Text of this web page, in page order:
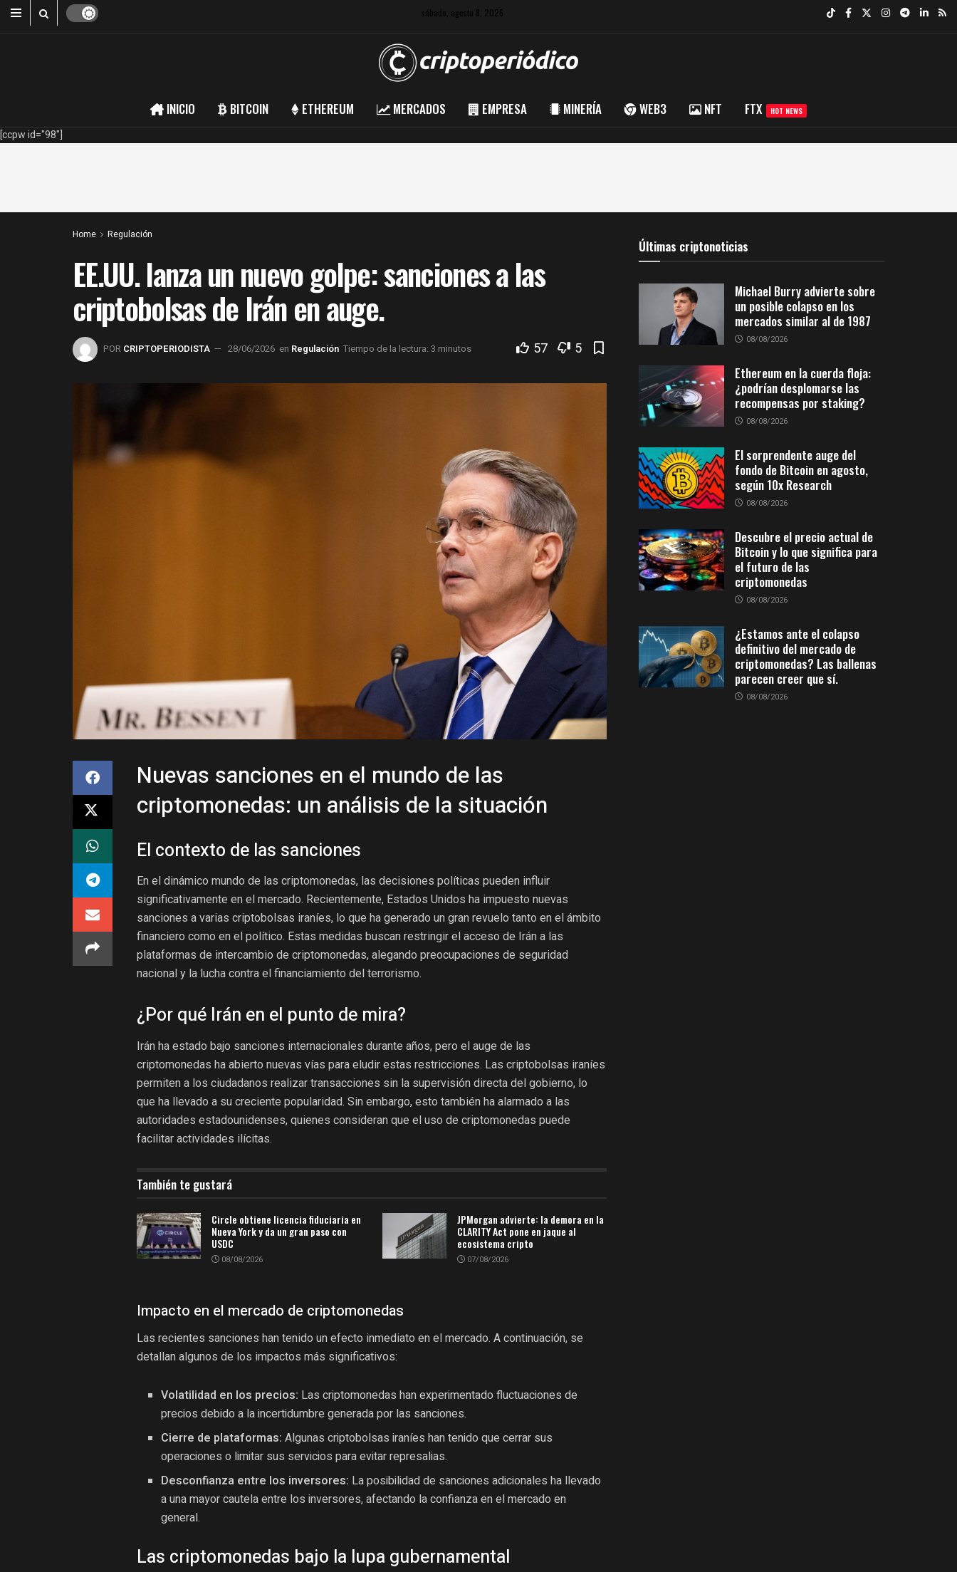
sábado, agosto 8, 2026
INICIO BITCOIN ETHEREUM MERCADOS EMPRESA MINERÍA WEB3 NFT FTX HOT NEWS
[ccpw id="98"]
Home Regulación
EE.UU. lanza un nuevo golpe: sanciones a las
criptobolsas de Irán en auge.
POR CRIPTOPERIODISTA 28/06/2026 en Regulación Tiempo de la lectura: 3 minutos 57 5
Nuevas sanciones en el mundo de las
criptomonedas: un análisis de la situación
El contexto de las sanciones
En el dinámico mundo de las criptomonedas, las decisiones políticas pueden influir
significativamente en el mercado. Recientemente, Estados Unidos ha impuesto nuevas
sanciones a varias criptobolsas iraníes, lo que ha generado un gran revuelo tanto en el ámbito
financiero como en el político. Estas medidas buscan restringir el acceso de Irán a las
plataformas de intercambio de criptomonedas, alegando preocupaciones de seguridad
nacional y la lucha contra el financiamiento del terrorismo.
¿Por qué Irán en el punto de mira?
Irán ha estado bajo sanciones internacionales durante años, pero el auge de las
criptomonedas ha abierto nuevas vías para eludir estas restricciones. Las criptobolsas iraníes
permiten a los ciudadanos realizar transacciones sin la supervisión directa del gobierno, lo
que ha llevado a su creciente popularidad. Sin embargo, esto también ha alarmado a las
autoridades estadounidenses, quienes consideran que el uso de criptomonedas puede
facilitar actividades ilícitas.
También te gustará
Circle obtiene licencia fiduciaria en
Nueva York y da un gran paso con
USDC
08/08/2026
JPMorgan advierte: la demora en la
CLARITY Act pone en jaque al
ecosistema cripto
07/08/2026
Impacto en el mercado de criptomonedas
Las recientes sanciones han tenido un efecto inmediato en el mercado. A continuación, se
detallan algunos de los impactos más significativos:
Volatilidad en los precios: Las criptomonedas han experimentado fluctuaciones de
precios debido a la incertidumbre generada por las sanciones.
Cierre de plataformas: Algunas criptobolsas iraníes han tenido que cerrar sus
operaciones o limitar sus servicios para evitar represalias.
Desconfianza entre los inversores: La posibilidad de sanciones adicionales ha llevado
a una mayor cautela entre los inversores, afectando la confianza en el mercado en
general.
Las criptomonedas bajo la lupa gubernamental
Últimas criptonoticias
Michael Burry advierte sobre
un posible colapso en los
mercados similar al de 1987
08/08/2026
Ethereum en la cuerda floja:
¿podrían desplomarse las
recompensas por staking?
08/08/2026
El sorprendente auge del
fondo de Bitcoin en agosto,
según 10x Research
08/08/2026
Descubre el precio actual de
Bitcoin y lo que significa para
el futuro de las
criptomonedas
08/08/2026
¿Estamos ante el colapso
definitivo del mercado de
criptomonedas? Las ballenas
parecen creer que sí.
08/08/2026